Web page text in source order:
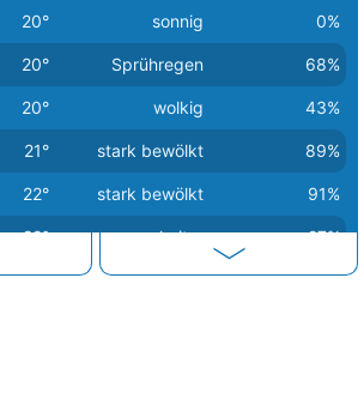
20° sonnig 0%
20° Sprühregen 68%
20° wolkig 43%
21° stark bewölkt 89%
22° stark bewölkt 91%
22° heiter 27%
23° Sprühregen 91%